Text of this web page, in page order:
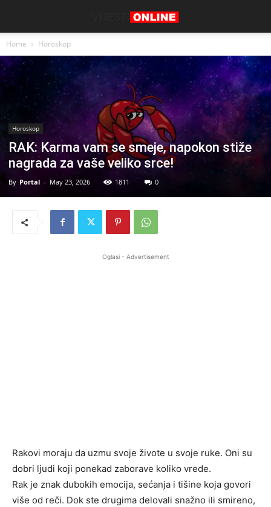
Home Horoskop
Horoskop
RAK: Karma vam se smeje, napokon stiže
nagrada za vaše veliko srce!
By Portal - May 23, 2026 1811 0
Oglasi - Advertisement
Rakovi moraju da uzmu svoje živote u svoje ruke. Oni su
dobri ljudi koji ponekad zaborave koliko vrede.
Rak je znak dubokih emocija, sećanja i tišine koja govori
više od reči. Dok ste drugima delovali snažno ili smireno,